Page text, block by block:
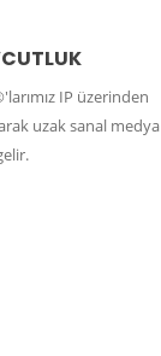
IP üzerinden
uzak sanal medya